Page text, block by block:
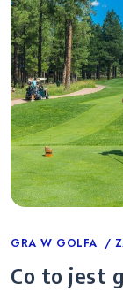
Categories
GRA W GOLFA
Co to jest